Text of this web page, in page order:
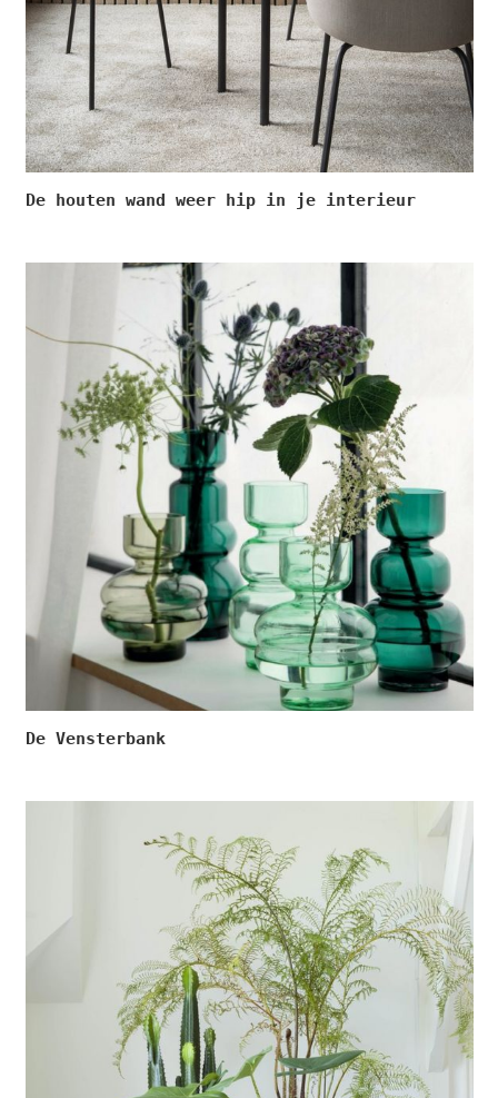
De houten wand weer hip in je interieur
De Vensterbank